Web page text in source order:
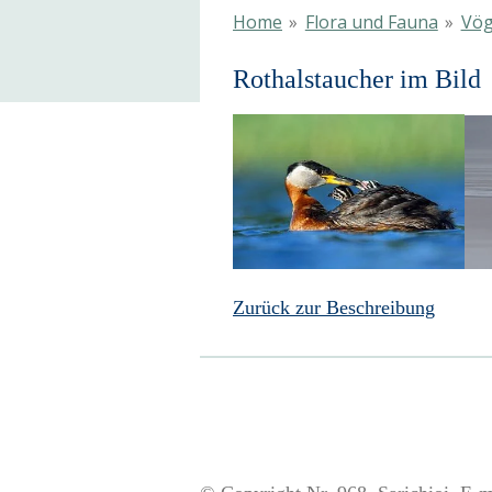
Home » Flora und Fauna »
Rothalstaucher im Bild
Zurück zur Beschreibung